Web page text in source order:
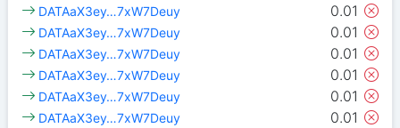
0.01
DATAaX3ey…7xW7Deuy
0.01
DATAaX3ey…7xW7Deuy
0.01
DATAaX3ey…7xW7Deuy
0.01
DATAaX3ey…7xW7Deuy
0.01
DATAaX3ey…7xW7Deuy
0.01
DATAaX3ey…7xW7Deuy